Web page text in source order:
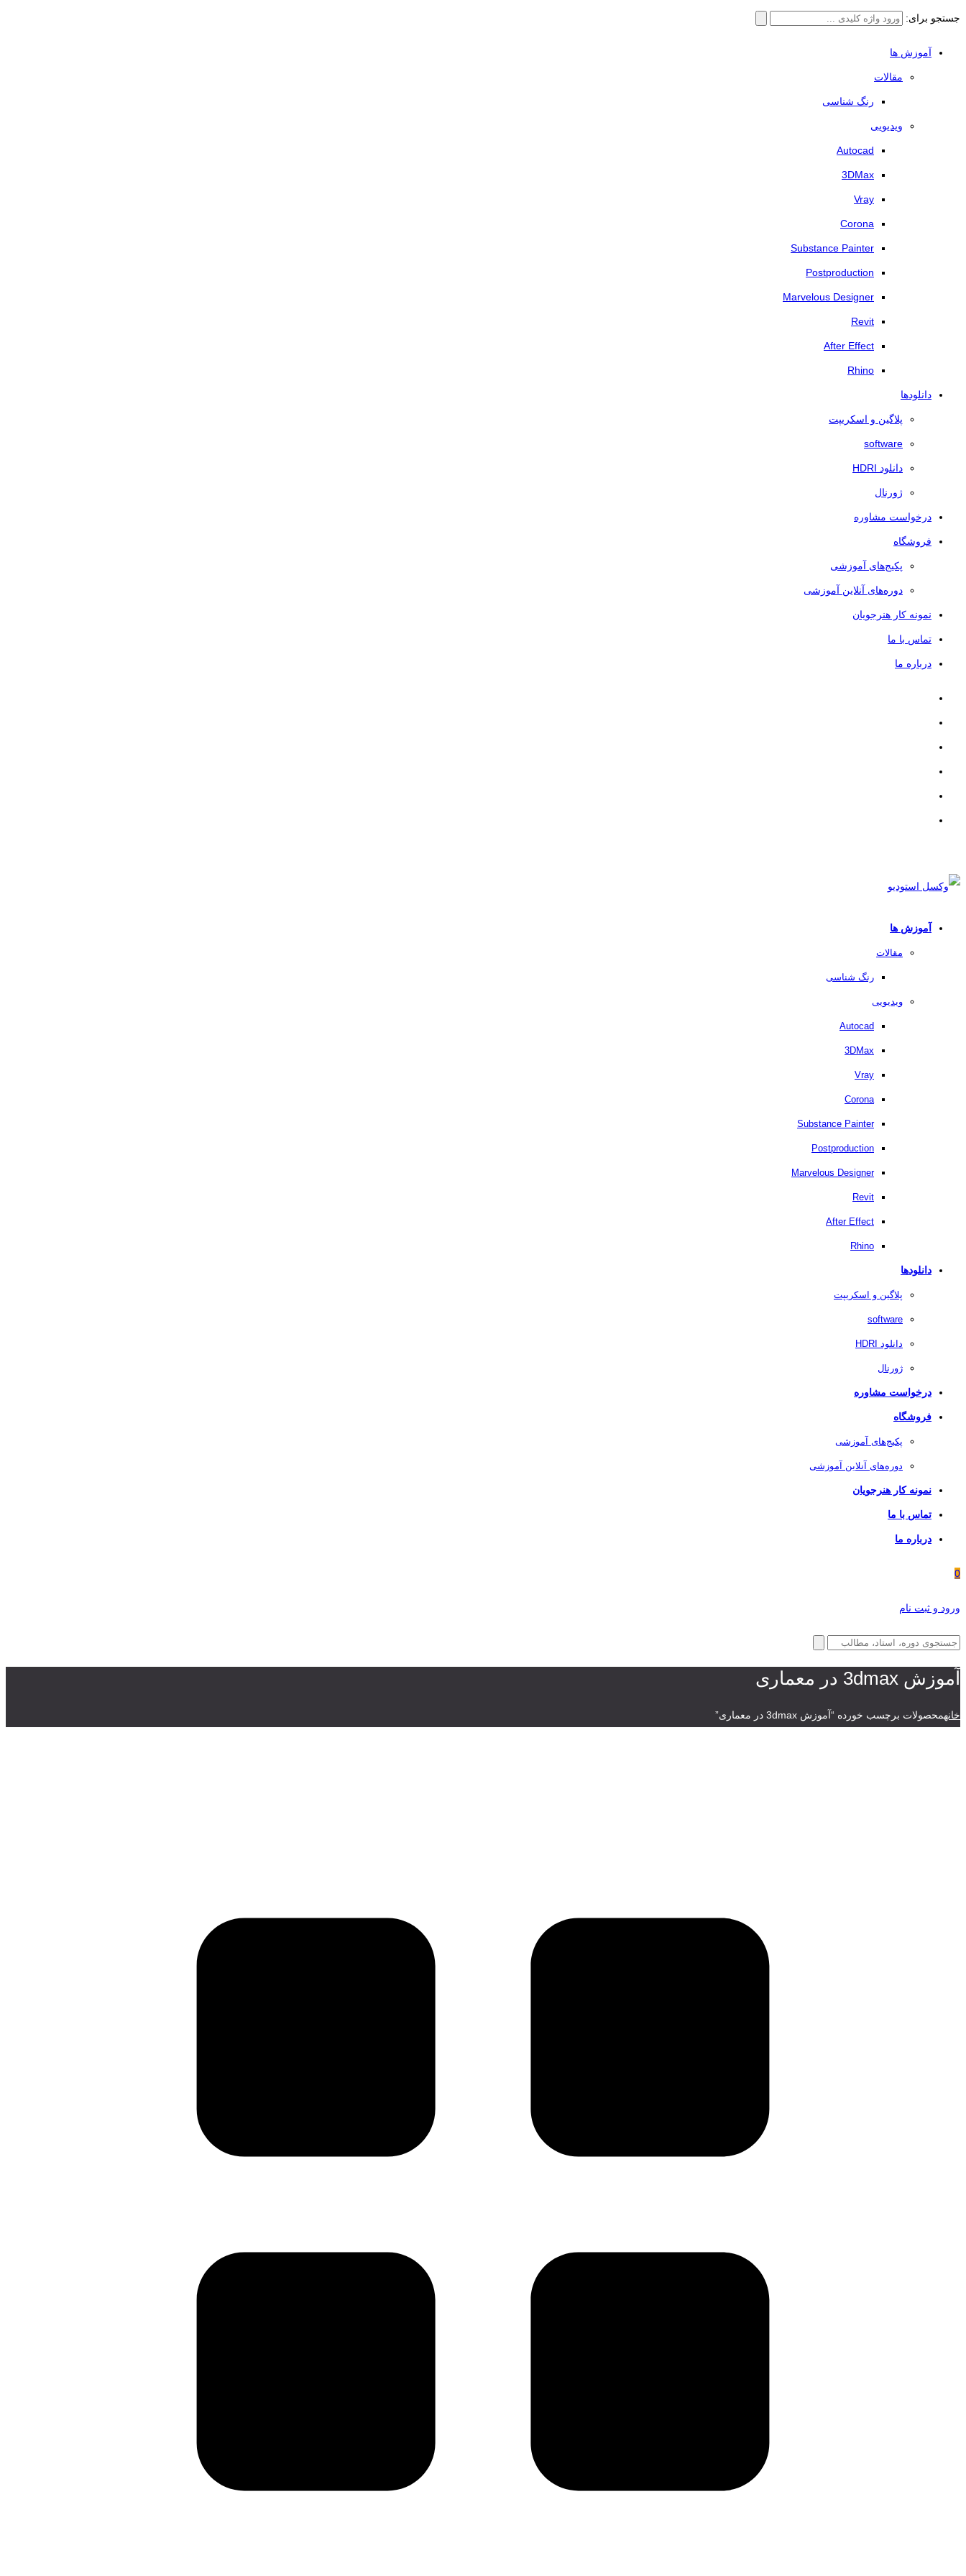
جستجو برای:
آموزش ها
مقالات
رنگ شناسی
ویدیویی
Autocad
3DMax
Vray
Corona
Substance Painter
Postproduction
Marvelous Designer
Revit
After Effect
Rhino
دانلودها
پلاگین و اسکریپت
software
دانلود HDRI
ژورنال
درخواست مشاوره
فروشگاه
پکیج‌های آموزشی
دوره‌های آنلاین آموزشی
نمونه کار هنرجویان
تماس با ما
درباره ما
آموزش ها
مقالات
رنگ شناسی
ویدیویی
Autocad
3DMax
Vray
Corona
Substance Painter
Postproduction
Marvelous Designer
Revit
After Effect
Rhino
دانلودها
پلاگین و اسکریپت
software
دانلود HDRI
ژورنال
درخواست مشاوره
فروشگاه
پکیج‌های آموزشی
دوره‌های آنلاین آموزشی
نمونه کار هنرجویان
تماس با ما
درباره ما
0
ورود و ثبت نام
آموزش 3dmax در معماری
خانهمحصولات برچسب خورده “آموزش 3dmax در معماری”